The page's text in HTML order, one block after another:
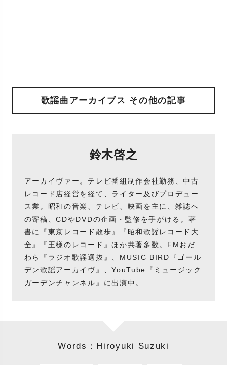
歌謡曲アーカイブス その他の記事
鈴木啓之
アーカイヴァー。テレビ番組制作会社勤務、中古
レコード店経営を経て、ライター及びプロデュー
ス業。昭和の音楽、テレビ、映画を主に、雑誌へ
の寄稿、CDやDVDの企画・監修を手がける。著
書に『東京レコード散歩』『昭和歌謡レコード大
全』『王様のレコード』ほか共著多数。FMおだ
わら『ラジオ歌謡選抜』、MUSIC BIRD『ゴール
デン歌謡アーカイヴ』、YouTube『ミュージック
ガーデンチャンネル』に出演中。
Words：Hiroyuki Suzuki